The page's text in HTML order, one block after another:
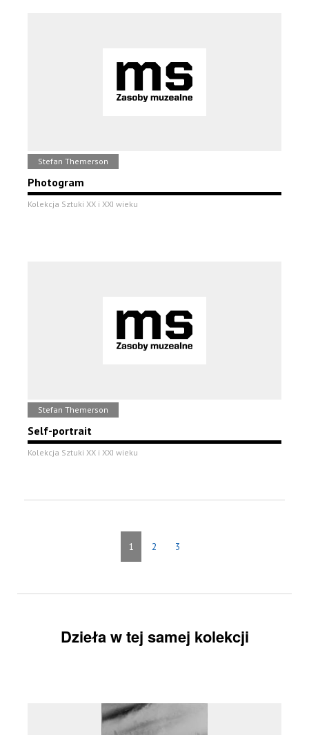
Stefan Themerson
Photogram
Kolekcja Sztuki XX i XXI wieku
Stefan Themerson
Self-portrait
Kolekcja Sztuki XX i XXI wieku
1 2 3
Dzieła w tej samej kolekcji